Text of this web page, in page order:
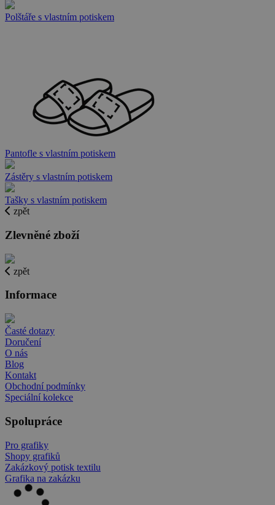
Polštáře s vlastním potiskem
Pantofle s vlastním potiskem
Zástěry s vlastním potiskem
Tašky s vlastním potiskem
zpět
Zlevněné zboží
zpět
Informace
Časté dotazy
Doručení
O nás
Blog
Kontakt
Obchodní podmínky
Speciální kolekce
Spolupráce
Pro grafiky
Shopy grafiků
Zakázkový potisk textilu
Grafika na zakázku